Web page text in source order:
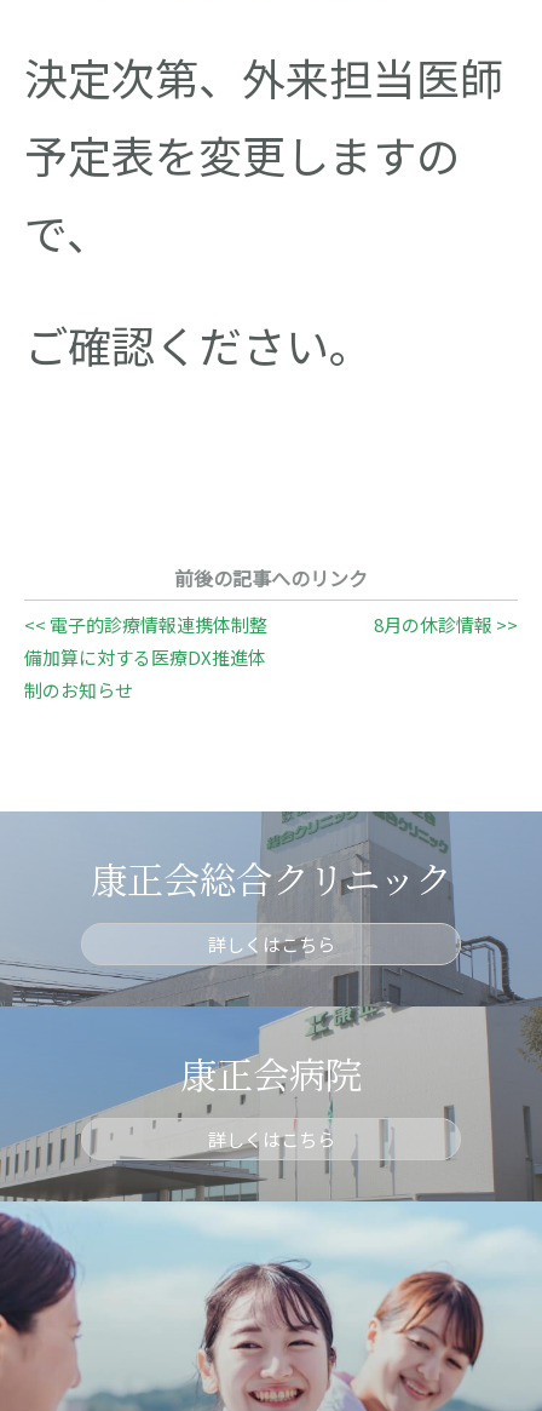
決定次第、外来担当医師
予定表を変更しますの
で、
ご確認ください。
前後の記事へのリンク
<< 電子的診療情報連携体制整
備加算に対する医療DX推進体
制のお知らせ
8月の休診情報 >>
康正会総合クリニック
詳しくはこちら
康正会病院
詳しくはこちら